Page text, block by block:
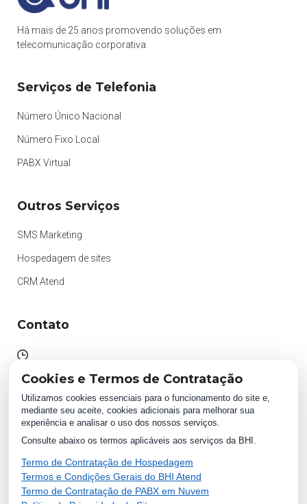
Há mais de 25 anos promovendo soluções em
telecomunicação corporativa.
Serviços de Telefonia
Número Único Nacional
Número Fixo Local
PABX Virtual
Outros Serviços
SMS Marketing
Hospedagem de sites
CRM Atend
Contato
Segunda à Sexta.
WhatsApp:
(87) 2018 1234
0800 511 1234
Cookies e Termos de Contratação
Utilizamos cookies essenciais para o funcionamento do site e,
mediante seu aceite, cookies adicionais para melhorar sua
experiência e analisar o uso dos nossos serviços.
Consulte abaixo os termos aplicáveis aos serviços da BHI.
Termo de Contratação de Hospedagem
Termos e Condições Gerais do BHI Atend
Termo de Contratação de PABX em Nuvem